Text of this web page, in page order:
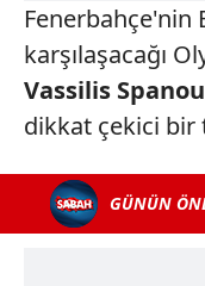
Fenerbahçe'nin
karşılaşacağı
Vassilis
dikkat çekici bir
GÜNÜN